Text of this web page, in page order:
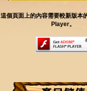
這個頁面上的內容需要較新版本
Player。